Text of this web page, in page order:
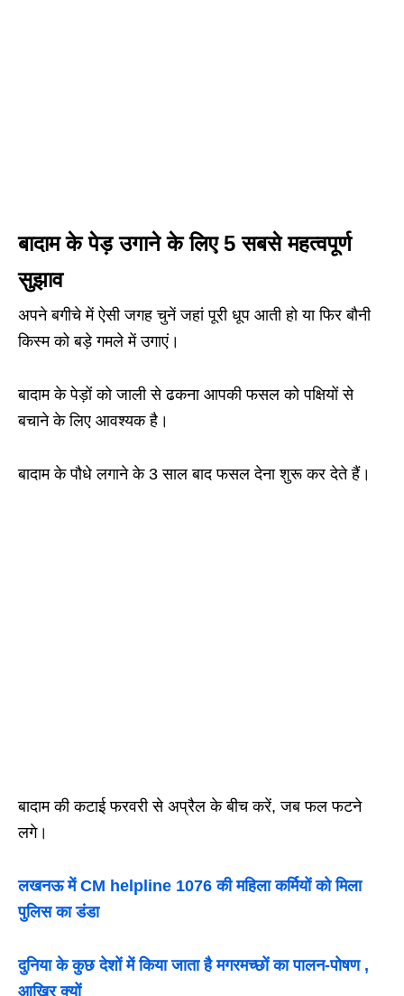
बादाम के पेड़ उगाने के लिए 5 सबसे महत्वपूर्ण
सुझाव
अपने बगीचे में ऐसी जगह चुनें जहां पूरी धूप आती हो या फिर बौनी
किस्म को बड़े गमले में उगाएं।
बादाम के पेड़ों को जाली से ढकना आपकी फसल को पक्षियों से
बचाने के लिए आवश्यक है।
बादाम के पौधे लगाने के 3 साल बाद फसल देना शुरू कर देते हैं।
बादाम की कटाई फरवरी से अप्रैल के बीच करें, जब फल फटने
लगे।
लखनऊ में CM helpline 1076 की महिला कर्मियों को मिला
पुलिस का डंडा
दुनिया के कुछ देशों में किया जाता है मगरमच्छों का पालन-पोषण ,
आखिर क्यों